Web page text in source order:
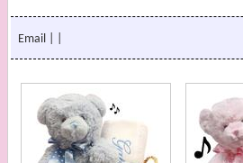
Email